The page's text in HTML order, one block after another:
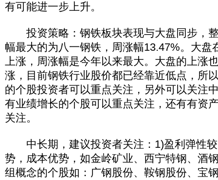
有可能进一步上升。
投资策略：钢铁板块表现与大盘同步，
幅最大的为八一钢铁，周涨幅13.47%。大盘
上涨，周涨幅是今年以来最大。大盘的上涨
涨，目前钢铁行业股价都已经靠近低点，所
的个股投资者可以重点关注，另外可以关注
有业绩增长的个股可以重点关注，还有有资
关注。
中长期，建议投资者关注：1)盈利弹性较
势，成本优势，如金岭矿业、西宁特钢、酒
组概念的个股如：广钢股份、鞍钢股份、宝